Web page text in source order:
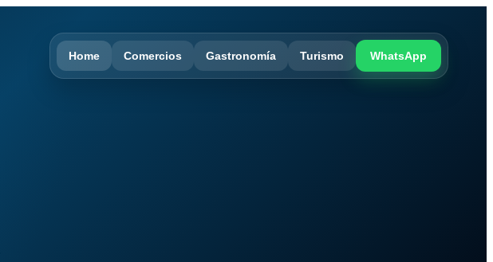
Home Comercios Gastronomía Turismo WhatsApp